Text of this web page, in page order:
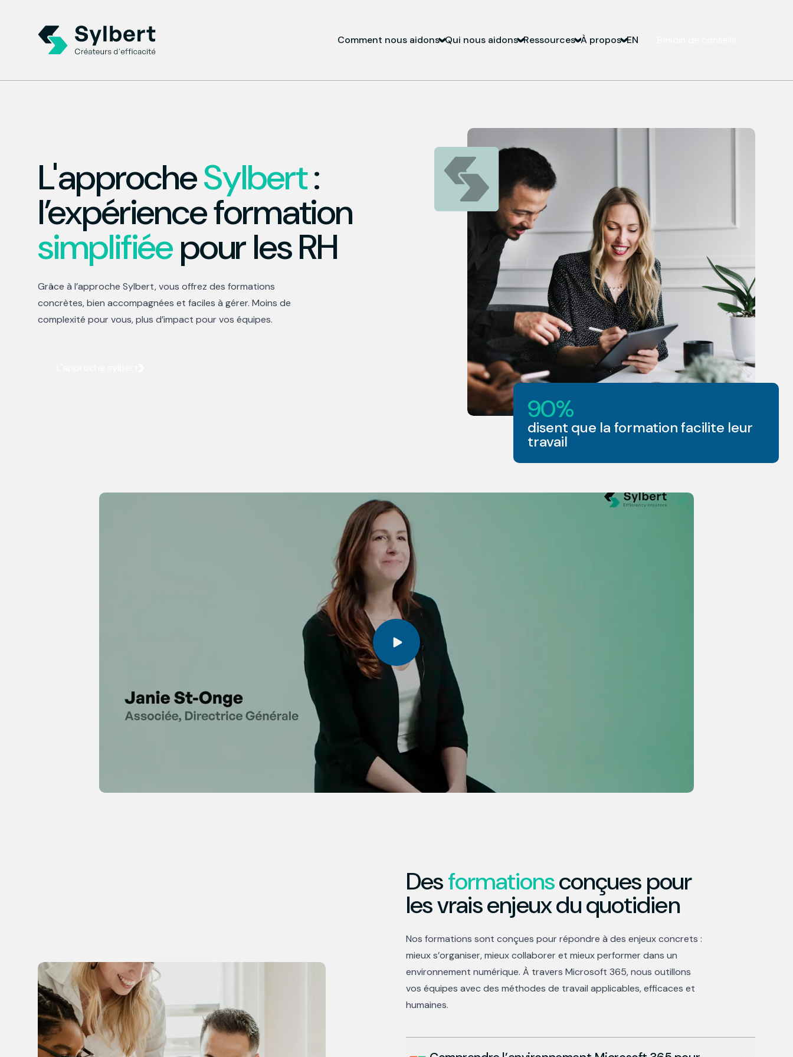
Comment nous aidons Qui nous aidons Ressources À propos EN
L'approcheSylbert:
l’expérience formation
simplifiéepour les RH
Grâce à l’approche Sylbert, vous offrez des formations
concrètes, bien accompagnées et faciles à gérer. Moins de
complexité pour vous, plus d’impact pour vos équipes.
90%
disent que la formation facilite leur
travail
Desformationsconçues pour
les vrais enjeux du quotidien
Nos formations sont conçues pour répondre à des enjeux concrets :
mieux s’organiser, mieux collaborer et mieux performer dans un
environnement numérique. À travers Microsoft 365, nous outillons
vos équipes avec des méthodes de travail applicables, efficaces et
humaines.